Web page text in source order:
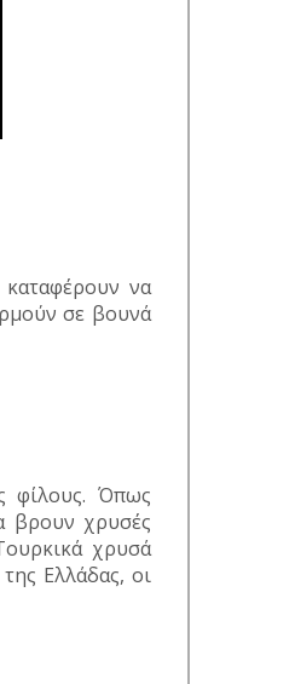
να
σε βουνά
φίλους. Όπως
βρουν χρυσές
χρυσά
Ελλάδας, οι